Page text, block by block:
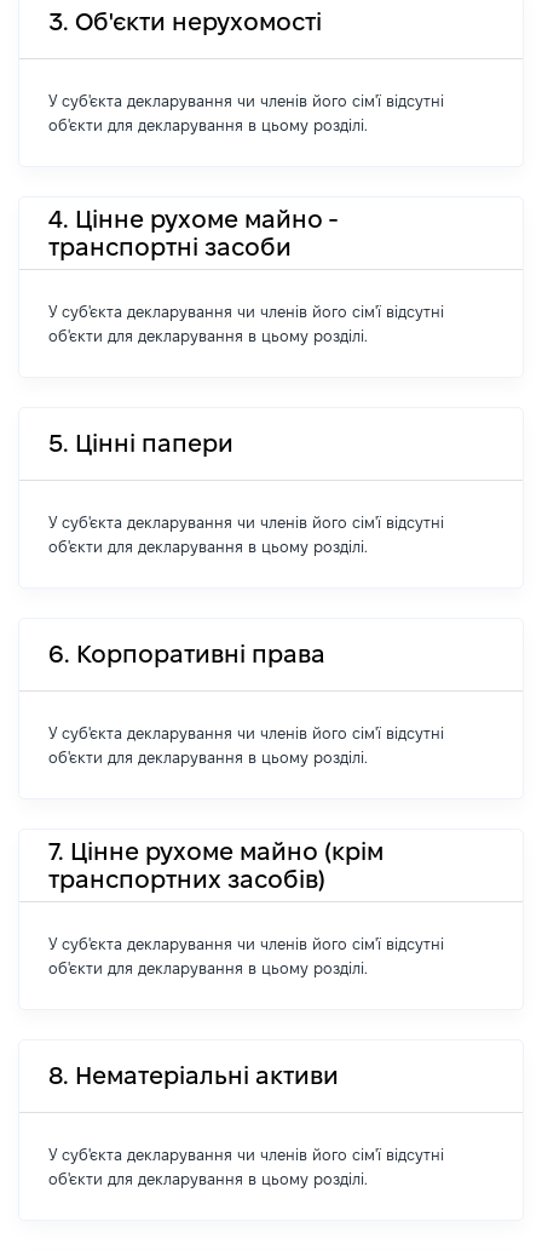
3. Об'єкти нерухомості
У суб'єкта декларування чи членів його сім'ї відсутні
об'єкти для декларування в цьому розділі.
4. Цінне рухоме майно -
транспортні засоби
У суб'єкта декларування чи членів його сім'ї відсутні
об'єкти для декларування в цьому розділі.
5. Цінні папери
У суб'єкта декларування чи членів його сім'ї відсутні
об'єкти для декларування в цьому розділі.
6. Корпоративні права
У суб'єкта декларування чи членів його сім'ї відсутні
об'єкти для декларування в цьому розділі.
7. Цінне рухоме майно (крім
транспортних засобів)
У суб'єкта декларування чи членів його сім'ї відсутні
об'єкти для декларування в цьому розділі.
8. Нематеріальні активи
У суб'єкта декларування чи членів його сім'ї відсутні
об'єкти для декларування в цьому розділі.